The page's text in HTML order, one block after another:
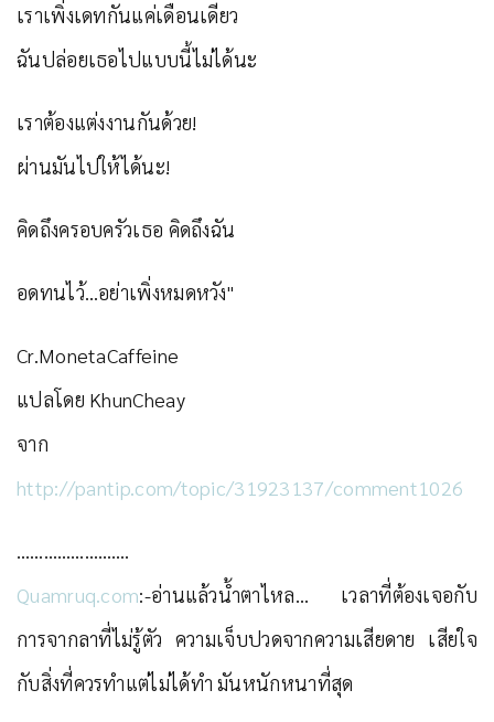
เราเพิ่งเดทกันแค่เดือนเดียว
ฉันปล่อยเธอไปแบบนี้ไม่ได้นะ
เราต้องแต่งงานกันด้วย!
ผ่านมันไปให้ได้นะ!
คิดถึงครอบครัวเธอ คิดถึงฉัน
อดทนไว้…อย่าเพิ่งหมดหวัง"
Cr.MonetaCaffeine
แปลโดย KhunCheay
จาก
http://pantip.com/topic/31923137/comment1026
…………………….
Quamruq.com:-อ่านแล้วน้ำตาไหล… เวลาที่ต้องเจอกับ
การจากลาที่ไม่รู้ตัว ความเจ็บปวดจากความเสียดาย เสียใจ
กับสิ่งที่ควรทำแต่ไม่ได้ทำ มันหนักหนาที่สุด